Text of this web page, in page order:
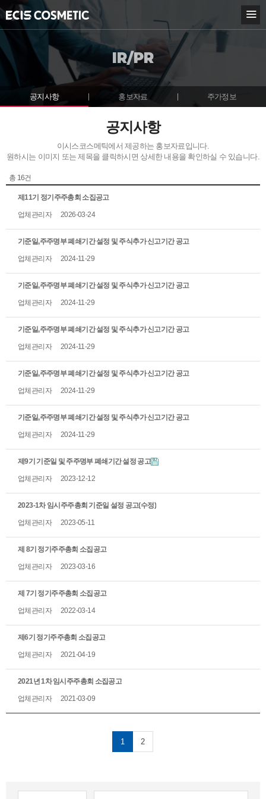
ECIS
사항
CENTER
IR/PR
공지사항 홍보자료 주가정보
공지사항
이시스코스메틱에서 제공하는 홍보자료입니다.
원하시는 이미지 또는 제목을 클릭하시면 상세한 내용을 확인하실 수 있습니다.
총 16건
제11기 정기주주총회 소집공고
업체관리자 2026-03-24
기준일,주주명부 폐쇄기간 설정 및 주식추가 신고기간 공고
업체관리자 2024-11-29
기준일,주주명부 폐쇄기간 설정 및 주식추가 신고기간 공고
업체관리자 2024-11-29
기준일,주주명부 폐쇄기간 설정 및 주식추가 신고기간 공고
업체관리자 2024-11-29
기준일,주주명부 폐쇄기간 설정 및 주식추가 신고기간 공고
업체관리자 2024-11-29
기준일,주주명부 폐쇄기간 설정 및 주식추가 신고기간 공고
업체관리자 2024-11-29
제9기 기준일 및 주주명부 폐쇄기간 설정 공고
업체관리자 2023-12-12
2023-1차 임시주주총회 기준일 설정 공고(수정)
업체관리자 2023-05-11
제 8기 정기주주총회 소집공고
업체관리자 2023-03-16
제 7기 정기주주총회 소집공고
업체관리자 2022-03-14
제6기 정기주주총회 소집공고
업체관리자 2021-04-19
2021년 1차 임시주주총회 소집공고
업체관리자 2021-03-09
1 2